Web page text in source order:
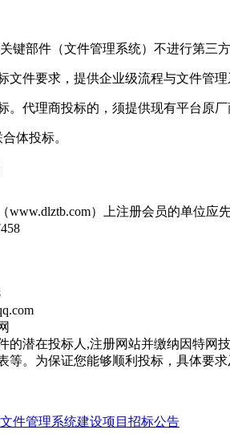
键部件（文件管理系统）不进行第三
文件要求，提供企业级流程与文件管
。代理商投标的，须提供现有平台原厂
体投标。
www.dlztb.com）上注册会员的单位应
的潜在投标人,注册网站并缴纳因特网
等。为保证您能够顺利投标，具体要
件管理系统建设项目招标公告